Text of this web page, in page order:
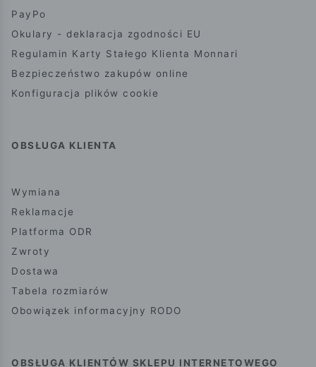
PayPo
Okulary - deklaracja zgodności EU
Regulamin Karty Stałego Klienta Monnari
Bezpieczeństwo zakupów online
Konfiguracja plików cookie
OBSŁUGA KLIENTA
Wymiana
Reklamacje
Platforma ODR
Zwroty
Dostawa
Tabela rozmiarów
Obowiązek informacyjny RODO
OBSŁUGA KLIENTÓW SKLEPU INTERNETOWEGO